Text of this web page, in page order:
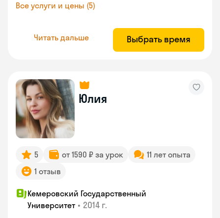
Все услуги и цены (5)
Читать дальше Выбрать время
Юлия
5 от 1590 ₽ за урок
11 лет опыта
1 отзыв
Кемеровский Государственный
Университет • 2014 г.